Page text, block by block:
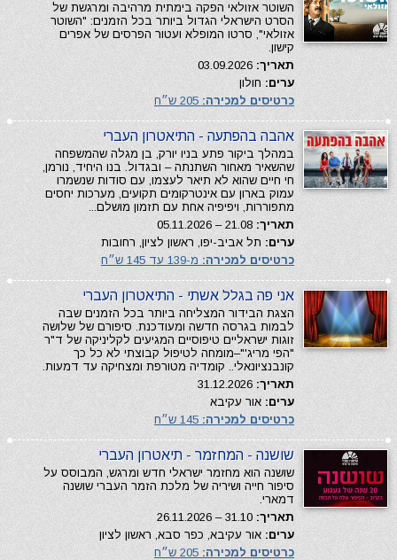
השוטר אזולאי הפקה בימתית מרהיבה ומרגשת של
הסרט הישראלי הגדול ביותר בכל הזמנים: "השוטר
אזולאי", סרטו המופלא ועטור הפרסים של אפרים
קישון.
תאריך:
ערים: חולון
כרטיסים למכירה:
אהבה בהפתעה - התיאטרון העברי
במהלך ביקור פתע בניו יורק, בן מגלה שהמשפחה
שהשאיר מאחור השתנתה – ובגדול. בנו היחיד, נורמן,
חי חיים שהוא לא תיאר לעצמו, עם סודות שנשמרו
עמוק בארון עם אינטרקומים תקועים, מערכות יחסים
מתפוררות, ויפיפיה אחת עם תזמון מושלם...
תאריך:
ערים: תל אביב-יפו, ראשון לציון, רחובות
כרטיסים למכירה: מ-139 עד 145 ש״ח
אני פה בגלל אשתי - התיאטרון העברי
הצגת הבידור המצליחה ביותר בכל הזמנים שבה
לבמות בגרסה חדשה ומעודכנת. סיפורם של שלושה
זוגות ישראליים טיפוסיים המגיעים לקליניקה של ד"ר
"הפי מריג'"–מומחה לטיפול קבוצתי לא כל כך
קונבנציונאלי.. קומדיה מטורפת ומצחיקה עד דמעות.
תאריך:
ערים: אור עקיבא
כרטיסים למכירה:
שושנה - המחזמר - תיאטרון העברי
שושנה הוא מחזמר ישראלי חדש ומרגש, המבוסס על
סיפור חייה ושיריה של מלכת הזמר העברי שושנה
דמארי.
תאריך:
ערים: אור עקיבא, כפר סבא, ראשון לציון
כרטיסים למכירה: